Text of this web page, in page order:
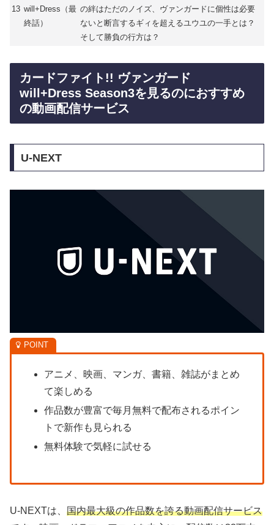
13 will+Dress（最
終話）
の絆はただのノイズ、ヴァンガードに個性は必要
ないと断言するギィを超えるユウユの一手とは？
そして勝負の行方は？
カードファイト!! ヴァンガード
will+Dress Season3を見るのにおすすめ
の動画配信サービス
U-NEXT
アニメ、映画、マンガ、書籍、雑誌がまとめ
て楽しめる
作品数が豊富で毎月無料で配布されるポイン
トで新作も見られる
無料体験で気軽に試せる
U-NEXTは、 国内最大級の作品数を誇る動画配信サービス